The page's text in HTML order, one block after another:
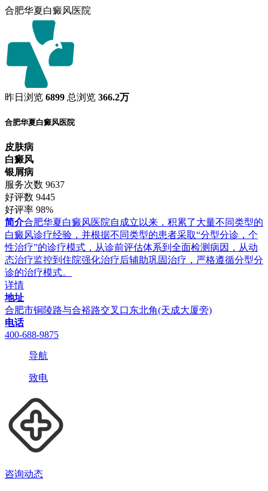
合肥华夏白癜风医院
昨日浏览 6899 总浏览 366.2万
合肥华夏白癜风医院
皮肤病
白癜风
银屑病
服务次数 9637
好评数 9445
好评率 98%
简介合肥华夏白癜风医院自成立以来，积累了大量不同类型的
白癜风诊疗经验，并根据不同类型的患者采取“分型分诊，个
性治疗”的诊疗模式，从诊前评估体系到全面检测病因，从动
态治疗监控到住院强化治疗后辅助巩固治疗，严格遵循分型分
诊的治疗模式。
详情
地址
合肥市铜陵路与合裕路交叉口东北角(天成大厦旁)
电话
400-688-9875
导航
致电
咨询动态